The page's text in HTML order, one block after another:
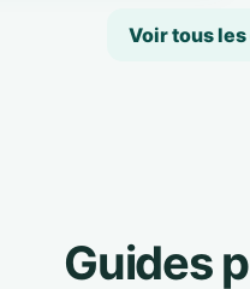
Voir tous
Guides